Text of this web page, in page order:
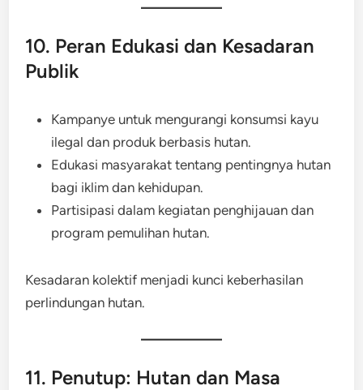
10. Peran Edukasi dan Kesadaran
Publik
Kampanye untuk mengurangi konsumsi kayu
ilegal dan produk berbasis hutan.
Edukasi masyarakat tentang pentingnya hutan
bagi iklim dan kehidupan.
Partisipasi dalam kegiatan penghijauan dan
program pemulihan hutan.
Kesadaran kolektif menjadi kunci keberhasilan
perlindungan hutan.
11. Penutup: Hutan dan Masa